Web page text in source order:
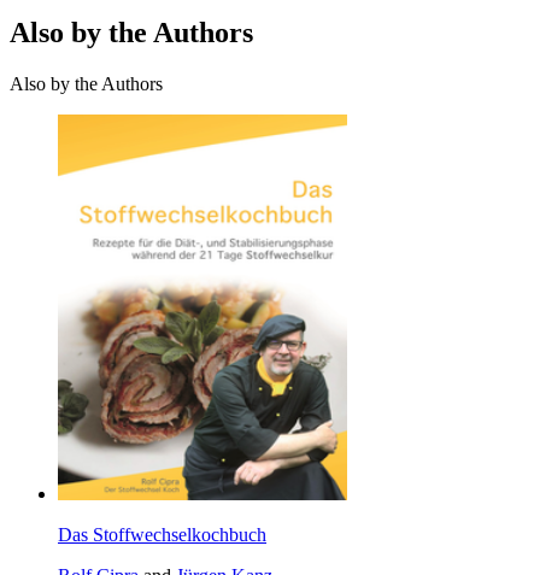
Also by the Authors
Also by the Authors
Das Stoffwechselkochbuch